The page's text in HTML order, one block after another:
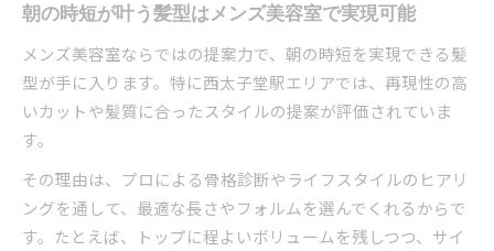
朝の時短が叶う髪型はメンズ美容室で実現可能
メンズ美容室ならではの提案力で、朝の時短を実現できる髪
型が手に入ります。特に西太子堂駅エリアでは、再現性の高
いカットや髪質に合ったスタイルの提案が評価されていま
す。
その理由は、プロによる骨格診断やライフスタイルのヒアリ
ングを通して、最適な長さやフォルムを選んでくれるからで
す。たとえば、トップに程よいボリュームを残しつつ、サイ